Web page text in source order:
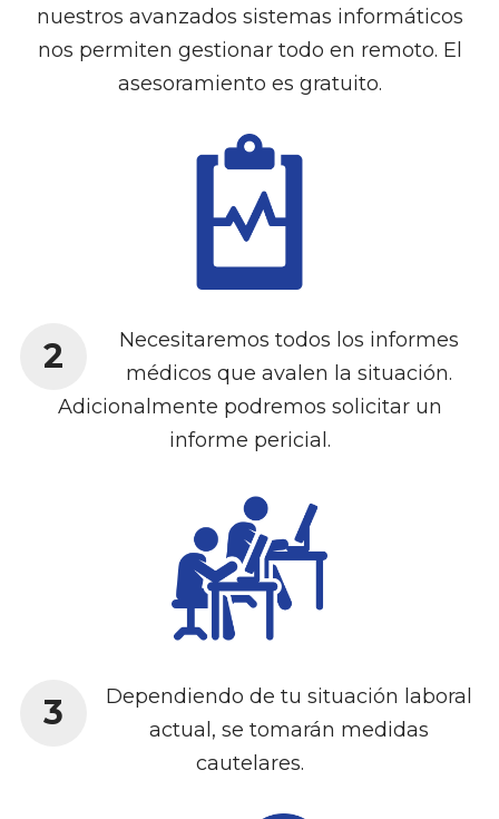
nuestros avanzados sistemas informáticos
nos permiten gestionar todo en remoto. El
asesoramiento es gratuito.
2
Necesitaremos todos los informes
médicos que avalen la situación.
Adicionalmente podremos solicitar un
informe pericial.
3
Dependiendo de tu situación laboral
actual, se tomarán medidas
cautelares.